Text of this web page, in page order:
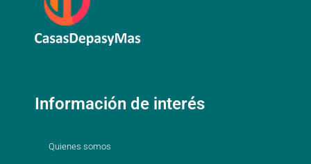
Información de interés
Quienes somos